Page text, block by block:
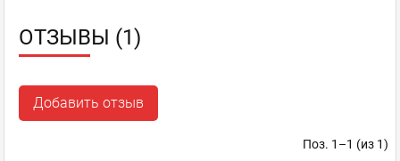
ОТЗЫВЫ (1)
Добавить отзыв
Поз. 1–1 (из 1)